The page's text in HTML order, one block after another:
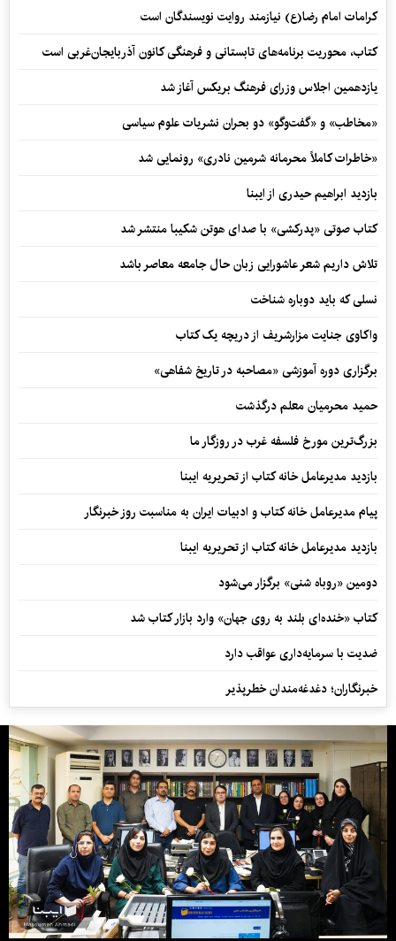
کرامات امام رضا(ع) نیازمند روایت نویسندگان است
کتاب، محوریت برنامه‌های تابستانی و فرهنگی کانون آذربایجان‌غربی است
یازدهمین اجلاس وزرای فرهنگ بریکس آغاز شد
«مخاطب» و «گفت‌وگو» دو بحران نشریات علوم سیاسی
«خاطرات کاملاً محرمانه شرمین نادری» رونمایی شد
بازدید ابراهیم حیدری از ایبنا
کتاب صوتی «پدرکشی» با صدای هوتن شکیبا منتشر شد
تلاش داریم شعر عاشورایی زبان حال جامعه معاصر باشد
نسلی که باید دوباره شناخت
واکاوی جنایت مزارشریف از دریچه یک کتاب
برگزاری دوره آموزشی «مصاحبه در تاریخ شفاهی»
حمید محرمیان معلم درگذشت
بزرگ‌ترین مورخ فلسفه غرب در روزگار ما
بازدید مدیرعامل خانه کتاب از تحریریه ایبنا
پیام مدیرعامل خانه کتاب و ادبیات ایران به مناسبت روز خبرنگار
بازدید مدیرعامل خانه کتاب از تحریریه ایبنا
دومین «روباه شنی» برگزار می‌شود
کتاب «خنده‌ای بلند به روی جهان» وارد بازار کتاب شد
ضدیت با سرمایه‌داری عواقب دارد
خبرنگاران؛ دغدغه‌مندان خطرپذیر